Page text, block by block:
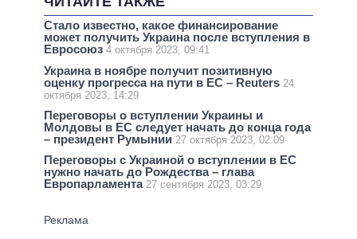
Стало известно, какое финансирование
может получить Украина после вступления в
Евросоюз 4 октября 2023, 09:41
Украина в ноябре получит позитивную
оценку прогресса на пути в ЕС – Reuters 24
октября 2023, 14:29
Переговоры о вступлении Украины и
Молдовы в ЕС следует начать до конца года
– президент Румынии 27 октября 2023, 02:09
Переговоры с Украиной о вступлении в ЕС
нужно начать до Рождества – глава
Европарламента 27 сентября 2023, 03:29